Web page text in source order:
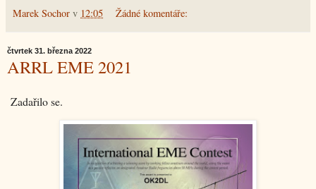
Marek Sochor v 12:05 Žádné komentáře:
čtvrtek 31. března 2022
ARRL EME 2021
Zadařilo se.